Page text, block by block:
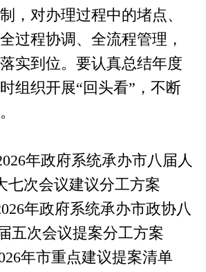
，对办理过程中的堵点、
过程协调、全流程管理，
实到位。要认真总结年度
组织开展“回头看”，不断
年政府系统承办市八届人
七次会议建议分工方案
年政府系统承办市政协八
五次会议提案分工方案
年市重点建议提案清单